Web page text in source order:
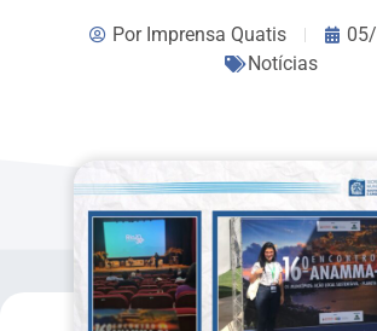
PorImprensa Quatis
Notícias